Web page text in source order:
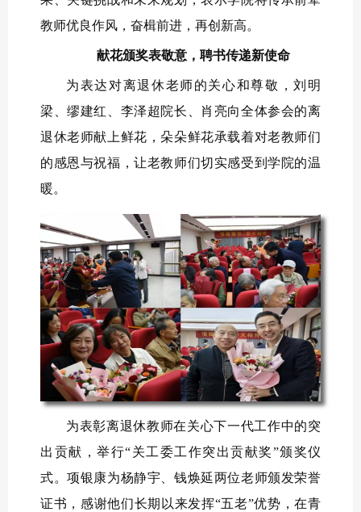
教师优良作风， 奋楫前进，再创新高。
献花颁奖表敬意，聘书传递新使命
为表达对离退休老师的关心和尊敬，刘明
梁、缪建红、 李泽超 院长 、肖亮向全体参会的离
退休老师献上鲜花，朵朵鲜花承载着对老教师们
的感恩与祝福，让老教师们切实感受到学院的温
暖。
为表彰离退休教师在关心下一代工作中的突
出贡献，举行“关工委工作突出贡献奖”颁奖仪
式。项银康为杨静宇、钱焕延两位老师颁发荣誉
证书，感谢他们长期以来发挥“五老”优势，在青